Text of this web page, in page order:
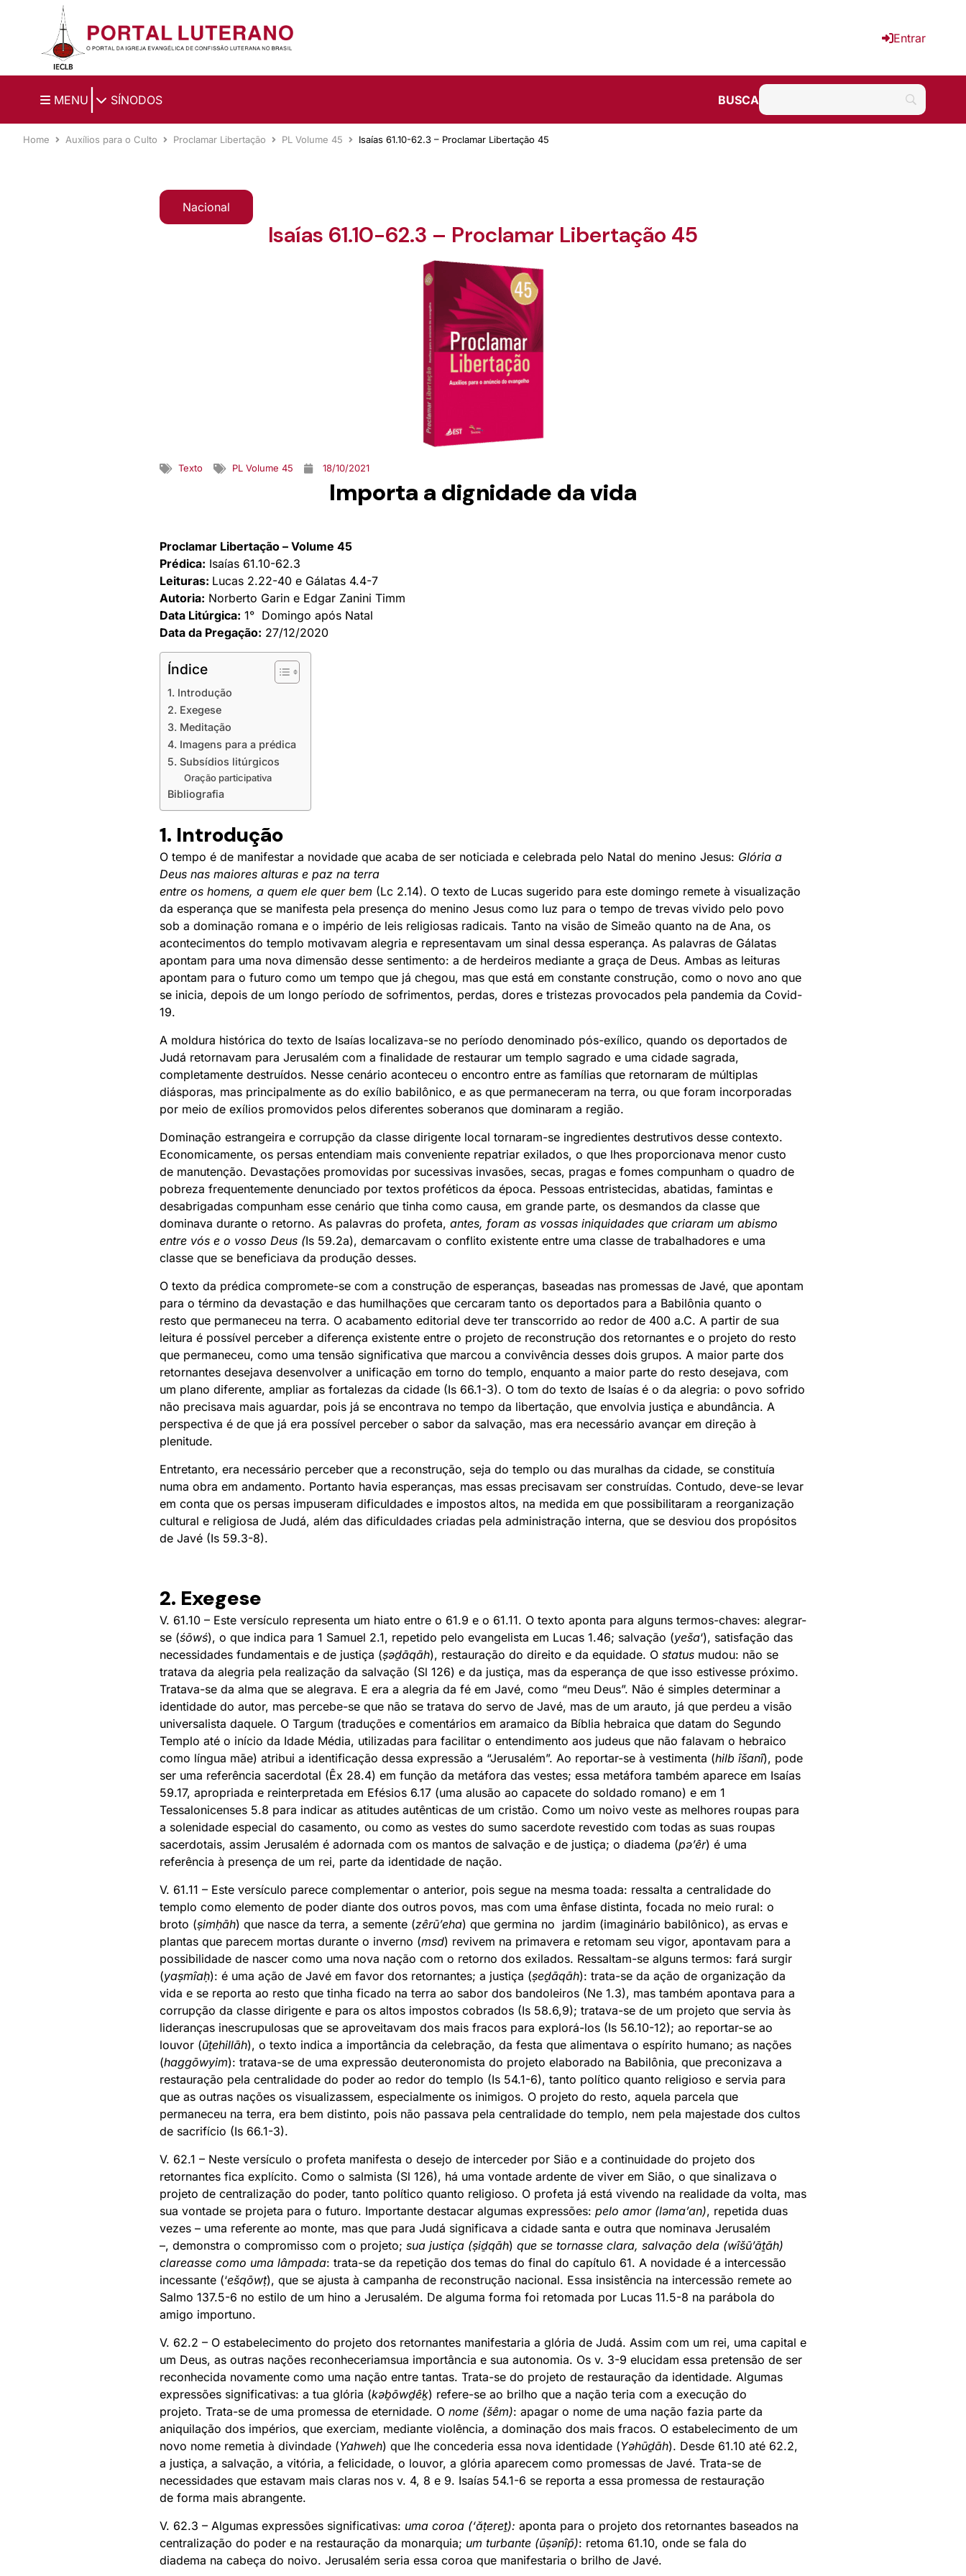
Ir para o conteúdo principal
Entrar
MENU SÍNODOS BUSCA
Home Auxílios para o Culto Proclamar Libertação PL Volume 45 Isaías 61.10-62.3 – Proclamar Libertação 45
Nacional
Isaías 61.10-62.3 – Proclamar Libertação 45
Texto PL Volume 45 18/10/2021
Importa a dignidade da vida
Proclamar Libertação – Volume 45
Prédica: Isaías 61.10-62.3
Leituras: Lucas 2.22-40 e Gálatas 4.4-7
Autoria: Norberto Garin e Edgar Zanini Timm
Data Litúrgica: 1° Domingo após Natal
Data da Pregação: 27/12/2020
Índice
1. Introdução
2. Exegese
3. Meditação
4. Imagens para a prédica
5. Subsídios litúrgicos
Oração participativa
Bibliografia
1. Introdução
O tempo é de manifestar a novidade que acaba de ser noticiada e celebrada pelo Natal do menino Jesus: Glória a
Deus nas maiores alturas e paz na terra
entre os homens, a quem ele quer bem (Lc 2.14). O texto de Lucas sugerido para este domingo remete à visualização
da esperança que se manifesta pela presença do menino Jesus como luz para o tempo de trevas vivido pelo povo
sob a dominação romana e o império de leis religiosas radicais. Tanto na visão de Simeão quanto na de Ana, os
acontecimentos do templo motivavam alegria e representavam um sinal dessa esperança. As palavras de Gálatas
apontam para uma nova dimensão desse sentimento: a de herdeiros mediante a graça de Deus. Ambas as leituras
apontam para o futuro como um tempo que já chegou, mas que está em constante construção, como o novo ano que
se inicia, depois de um longo período de sofrimentos, perdas, dores e tristezas provocados pela pandemia da Covid-
19.
A moldura histórica do texto de Isaías localizava-se no período denominado pós-exílico, quando os deportados de
Judá retornavam para Jerusalém com a finalidade de restaurar um templo sagrado e uma cidade sagrada,
completamente destruídos. Nesse cenário aconteceu o encontro entre as famílias que retornaram de múltiplas
diásporas, mas principalmente as do exílio babilônico, e as que permaneceram na terra, ou que foram incorporadas
por meio de exílios promovidos pelos diferentes soberanos que dominaram a região.
Dominação estrangeira e corrupção da classe dirigente local tornaram-se ingredientes destrutivos desse contexto.
Economicamente, os persas entendiam mais conveniente repatriar exilados, o que lhes proporcionava menor custo
de manutenção. Devastações promovidas por sucessivas invasões, secas, pragas e fomes compunham o quadro de
pobreza frequentemente denunciado por textos proféticos da época. Pessoas entristecidas, abatidas, famintas e
desabrigadas compunham esse cenário que tinha como causa, em grande parte, os desmandos da classe que
dominava durante o retorno. As palavras do profeta, antes, foram as vossas iniquidades que criaram um abismo
entre vós e o vosso Deus (Is 59.2a), demarcavam o conflito existente entre uma classe de trabalhadores e uma
classe que se beneficiava da produção desses.
O texto da prédica compromete-se com a construção de esperanças, baseadas nas promessas de Javé, que apontam
para o término da devastação e das humilhações que cercaram tanto os deportados para a Babilônia quanto o
resto que permaneceu na terra. O acabamento editorial deve ter transcorrido ao redor de 400 a.C. A partir de sua
leitura é possível perceber a diferença existente entre o projeto de reconstrução dos retornantes e o projeto do resto
que permaneceu, como uma tensão significativa que marcou a convivência desses dois grupos. A maior parte dos
retornantes desejava desenvolver a unificação em torno do templo, enquanto a maior parte do resto desejava, com
um plano diferente, ampliar as fortalezas da cidade (Is 66.1-3). O tom do texto de Isaías é o da alegria: o povo sofrido
não precisava mais aguardar, pois já se encontrava no tempo da libertação, que envolvia justiça e abundância. A
perspectiva é de que já era possível perceber o sabor da salvação, mas era necessário avançar em direção à
plenitude.
Entretanto, era necessário perceber que a reconstrução, seja do templo ou das muralhas da cidade, se constituía
numa obra em andamento. Portanto havia esperanças, mas essas precisavam ser construídas. Contudo, deve-se levar
em conta que os persas impuseram dificuldades e impostos altos, na medida em que possibilitaram a reorganização
cultural e religiosa de Judá, além das dificuldades criadas pela administração interna, que se desviou dos propósitos
de Javé (Is 59.3-8).
2. Exegese
V. 61.10 – Este versículo representa um hiato entre o 61.9 e o 61.11. O texto aponta para alguns termos-chaves: alegrar-
se (śōwś), o que indica para 1 Samuel 2.1, repetido pelo evangelista em Lucas 1.46; salvação (yeša‘), satisfação das
necessidades fundamentais e de justiça (ṣəḏāqāh), restauração do direito e da equidade. O status mudou: não se
tratava da alegria pela realização da salvação (Sl 126) e da justiça, mas da esperança de que isso estivesse próximo.
Tratava-se da alma que se alegrava. E era a alegria da fé em Javé, como “meu Deus”. Não é simples determinar a
identidade do autor, mas percebe-se que não se tratava do servo de Javé, mas de um arauto, já que perdeu a visão
universalista daquele. O Targum (traduções e comentários em aramaico da Bíblia hebraica que datam do Segundo
Templo até o início da Idade Média, utilizadas para facilitar o entendimento aos judeus que não falavam o hebraico
como língua mãe) atribui a identificação dessa expressão a “Jerusalém”. Ao reportar-se à vestimenta (hilb îšanî), pode
ser uma referência sacerdotal (Êx 28.4) em função da metáfora das vestes; essa metáfora também aparece em Isaías
59.17, apropriada e reinterpretada em Efésios 6.17 (uma alusão ao capacete do soldado romano) e em 1
Tessalonicenses 5.8 para indicar as atitudes autênticas de um cristão. Como um noivo veste as melhores roupas para
a solenidade especial do casamento, ou como as vestes do sumo sacerdote revestido com todas as suas roupas
sacerdotais, assim Jerusalém é adornada com os mantos de salvação e de justiça; o diadema (pə’êr) é uma
referência à presença de um rei, parte da identidade de nação.
V. 61.11 – Este versículo parece complementar o anterior, pois segue na mesma toada: ressalta a centralidade do
templo como elemento de poder diante dos outros povos, mas com uma ênfase distinta, focada no meio rural: o
broto (ṣimḥāh) que nasce da terra, a semente (zêrū’eha) que germina no jardim (imaginário babilônico), as ervas e
plantas que parecem mortas durante o inverno (msd) revivem na primavera e retomam seu vigor, apontavam para a
possibilidade de nascer como uma nova nação com o retorno dos exilados. Ressaltam-se alguns termos: fará surgir
(yaṣmîaḥ): é uma ação de Javé em favor dos retornantes; a justiça (ṣeḏāqāh): trata-se da ação de organização da
vida e se reporta ao resto que tinha ficado na terra ao sabor dos bandoleiros (Ne 1.3), mas também apontava para a
corrupção da classe dirigente e para os altos impostos cobrados (Is 58.6,9); tratava-se de um projeto que servia às
lideranças inescrupulosas que se aproveitavam dos mais fracos para explorá-los (Is 56.10-12); ao reportar-se ao
louvor (ūṯehillāh), o texto indica a importância da celebração, da festa que alimentava o espírito humano; as nações
(haggōwyim): tratava-se de uma expressão deuteronomista do projeto elaborado na Babilônia, que preconizava a
restauração pela centralidade do poder ao redor do templo (Is 54.1-6), tanto político quanto religioso e servia para
que as outras nações os visualizassem, especialmente os inimigos. O projeto do resto, aquela parcela que
permaneceu na terra, era bem distinto, pois não passava pela centralidade do templo, nem pela majestade dos cultos
de sacrifício (Is 66.1-3).
V. 62.1 – Neste versículo o profeta manifesta o desejo de interceder por Sião e a continuidade do projeto dos
retornantes fica explícito. Como o salmista (Sl 126), há uma vontade ardente de viver em Sião, o que sinalizava o
projeto de centralização do poder, tanto político quanto religioso. O profeta já está vivendo na realidade da volta, mas
sua vontade se projeta para o futuro. Importante destacar algumas expressões: pelo amor (ləma’an), repetida duas
vezes – uma referente ao monte, mas que para Judá significava a cidade santa e outra que nominava Jerusalém
–, demonstra o compromisso com o projeto; sua justiça (ṣiḏqāh) que se tornasse clara, salvação dela (wîšū’āṯāh)
clareasse como uma lâmpada: trata-se da repetição dos temas do final do capítulo 61. A novidade é a intercessão
incessante (‘ešqōwṭ), que se ajusta à campanha de reconstrução nacional. Essa insistência na intercessão remete ao
Salmo 137.5-6 no estilo de um hino a Jerusalém. De alguma forma foi retomada por Lucas 11.5-8 na parábola do
amigo importuno.
V. 62.2 – O estabelecimento do projeto dos retornantes manifestaria a glória de Judá. Assim com um rei, uma capital e
um Deus, as outras nações reconheceriamsua importância e sua autonomia. Os v. 3-9 elucidam essa pretensão de ser
reconhecida novamente como uma nação entre tantas. Trata-se do projeto de restauração da identidade. Algumas
expressões significativas: a tua glória (kəḇōwḏêḵ) refere-se ao brilho que a nação teria com a execução do
projeto. Trata-se de uma promessa de eternidade. O nome (šêm): apagar o nome de uma nação fazia parte da
aniquilação dos impérios, que exerciam, mediante violência, a dominação dos mais fracos. O estabelecimento de um
novo nome remetia à divindade (Yahweh) que lhe concederia essa nova identidade (Yəhūḏāh). Desde 61.10 até 62.2,
a justiça, a salvação, a vitória, a felicidade, o louvor, a glória aparecem como promessas de Javé. Trata-se de
necessidades que estavam mais claras nos v. 4, 8 e 9. Isaías 54.1-6 se reporta a essa promessa de restauração
de forma mais abrangente.
V. 62.3 – Algumas expressões significativas: uma coroa (‘ăṭereṯ): aponta para o projeto dos retornantes baseados na
centralização do poder e na restauração da monarquia; um turbante (ūṣənîp̄): retoma 61.10, onde se fala do
diadema na cabeça do noivo. Jerusalém seria essa coroa que manifestaria o brilho de Javé.